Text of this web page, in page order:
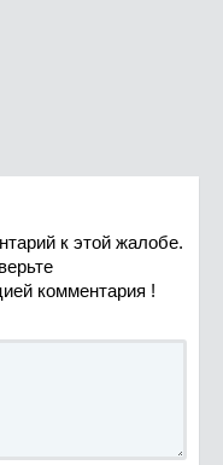
к этой жалобе.
комментария !